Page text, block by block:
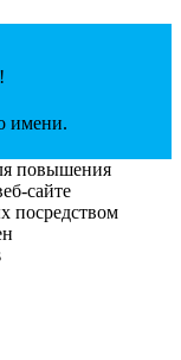
имени.
повышения
сайте
посредством